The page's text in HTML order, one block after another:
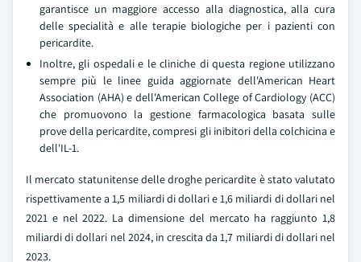
garantisce un maggiore accesso alla diagnostica, alla cura
delle specialità e alle terapie biologiche per i pazienti con
pericardite.
Inoltre, gli ospedali e le cliniche di questa regione utilizzano
sempre più le linee guida aggiornate dell'American Heart
Association (AHA) e dell'American College of Cardiology (ACC)
che promuovono la gestione farmacologica basata sulle
prove della pericardite, compresi gli inibitori della colchicina e
dell'IL-1.
Il mercato statunitense delle droghe pericardite è stato valutato
rispettivamente a 1,5 miliardi di dollari e 1,6 miliardi di dollari nel
2021 e nel 2022. La dimensione del mercato ha raggiunto 1,8
miliardi di dollari nel 2024, in crescita da 1,7 miliardi di dollari nel
2023.